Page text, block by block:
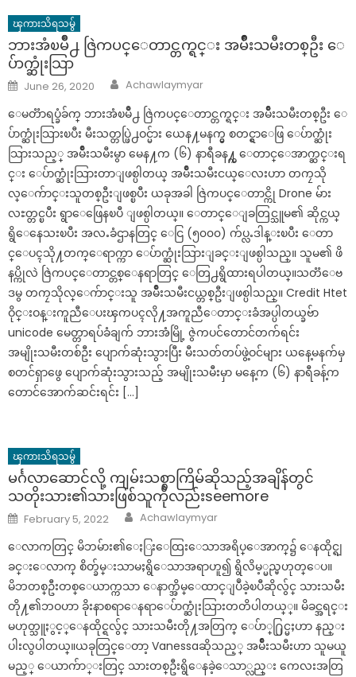
ၾကားသိရသမွ်
ဘားအံၿမိဳ႕ ဇြဲကပင္ေတာင္တက္ရင္း အမ်ိဳးသမီးတစ္ဦး ေ
ပ်ာက္ဆုံးသြာ
Posted
on
June 26, 2020 Author
Achawlaymyar
ေမတၱာရပ္ခံခ်က္ ဘားအံၿမိဳ႕ ဇြဲကပင္ေတာင္တက္ရင္း အမ်ိဳးသမီးတစ္ဦး ေ
ပ်ာက္ဆုံးသြားၿပီး မီးသတ္တပ္ဖြဲ႕ဝင္မ်ား ယေန႔မနက္မွ စတင္ရွာေဖြ ေပ်ာက္ဆုံး
သြားသည့္ အမ်ိဳးသမီးမွာ မေန႔က (၆) နာရီခန႔္က ေတာင္ေအာက္ဆင္းရ
င္း ေပ်ာက္ဆုံးသြားတာျဖစ္ပါတယ္ အမ်ိဳးသမီးငယ္ေလးဟာ တကၠသို
လ္ေက်ာင္းသူတစ္ဦးျဖစ္ၿပီး ယခုအခါ ဇြဲကပင္ေတာင္ကို Drone မ်ား
လႊတ္တင္ၿပီး ရွာေဖြေနၿပီ ျဖစ္ပါတယ္။ ေတာင္ေျခတြင္သူမ၏ ဆိုင္ကယ္
ရွိေနေသးၿပီး အလႉခံဌာနတြင္ ေငြ (၅၀၀၀) က်ပ္လႉဒါန္းၿပီး ေတာ
င္ေပၚသို႔တက္ေရာက္ကာ ေပ်ာက္ဆုံးသြားျခင္းျဖစ္ပါသည္။ သူမ၏ ဖိ
နပ္ကိုလဲ ဇြဲကပင္ေတာင္တစ္ေနရာတြင္ ေတြ႕ရွိထားရပါတယ္။သတၱေဗ
ဒမွ တကၠသိုလ္ေက်ာင္းသူ အမ်ိဳးသမီးငယ္တစ္ဦးျဖစ္ပါသည္။ Credit Htet
ဝိုင္းဝန္းကူညီေပးၾကပၚလို႔အကူညီေတာင္းခံအပ္ပါတယ္ခဗ်ာ
unicode မေတ္တာရပ်ခံချက် ဘားအံမြို့ ဇွဲကပင်တောင်တက်ရင်း
အမျိုးသမီးတစ်ဦး ပျောက်ဆုံးသွားပြီး မီးသတ်တပ်ဖွဲ့ဝင်များ ယနေ့မနက်မှ
စတင်ရှာဖွေ ပျောက်ဆုံးသွားသည့် အမျိုးသမီးမှာ မနေ့က (၆) နာရီခန့်က
တောင်အောက်ဆင်းရင်း […]
ၾကားသိရသမွ်
မင်္ဂလာဆောင်လို့ ကျမ်းသစ္စာကြိမ်ဆိုသည့်အချိန်တွင်
သတိုးသား၏သားဖြစ်သူကိုလည်းseemore
Posted
on
February 5, 2022 Author
Achawlaymyar
ေလာကတြင္ မိဘမ်ား၏ေႏြးေထြးေသာအရိပ္ေအာက္၌ ေနထိုင္ရျ
ခင္းေလာက္ စိတ္ခ်မ္းသာမႈရွိေသာအရာဟူ၍ ရွိလိမ့္မည္မဟုတ္ေပ။
မိဘတစ္ဦးတစ္ေယာက္ကသာ ေနာက္အိမ္ေထာင္ျပဳခဲ့ၿပီဆိုလွ်င္ သားသမီး
တို႔၏ဘဝဟာ ခိုးနာစရာေနရာေပ်ာက္ဆုံးသြားတတိပါတယ္္။ မိခင္အရင္း
မဟုတ္သူႏွင့္ေနထိုင္ရလွ်င္ သားသမီးတို႔အတြက္ ေပ်ာ္႐ြင္မႈဟာ နည္း
ပါးလွပါတယ္။ယခုတြင္ေတာ့ Vanessaဆိုသည့္ အမ်ိဳးသမီးဟာ သူမယူ
မည့္ ေယာက်ာ္းတြင္ သားတစ္ဦးရွိေနခဲ့ေသာ္လည္း ကေလးအတြ